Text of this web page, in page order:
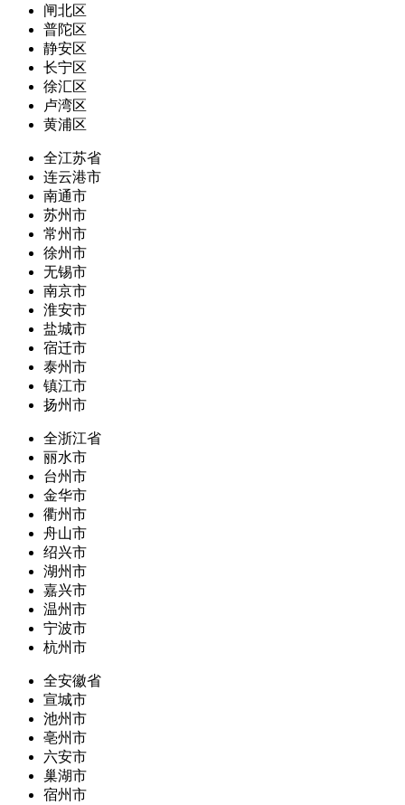
闸北区
普陀区
静安区
长宁区
徐汇区
卢湾区
黄浦区
全江苏省
连云港市
南通市
苏州市
常州市
徐州市
无锡市
南京市
淮安市
盐城市
宿迁市
泰州市
镇江市
扬州市
全浙江省
丽水市
台州市
金华市
衢州市
舟山市
绍兴市
湖州市
嘉兴市
温州市
宁波市
杭州市
全安徽省
宣城市
池州市
亳州市
六安市
巢湖市
宿州市